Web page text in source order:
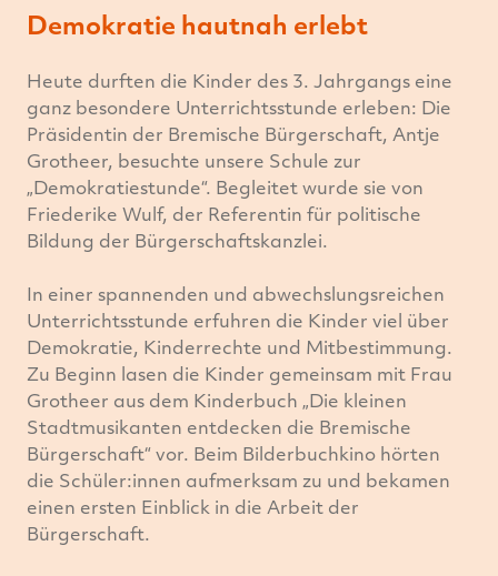
Demokratie hautnah erlebt
Heute durften die Kinder des 3. Jahrgangs eine
ganz besondere Unterrichtsstunde erleben: Die
Präsidentin der Bremische Bürgerschaft, Antje
Grotheer, besuchte unsere Schule zur
„Demokratiestunde“. Begleitet wurde sie von
Friederike Wulf, der Referentin für politische
Bildung der Bürgerschaftskanzlei.
In einer spannenden und abwechslungsreichen
Unterrichtsstunde erfuhren die Kinder viel über
Demokratie, Kinderrechte und Mitbestimmung.
Zu Beginn lasen die Kinder gemeinsam mit Frau
Grotheer aus dem Kinderbuch „Die kleinen
Stadtmusikanten entdecken die Bremische
Bürgerschaft“ vor. Beim Bilderbuchkino hörten
die Schüler:innen aufmerksam zu und bekamen
einen ersten Einblick in die Arbeit der
Bürgerschaft.